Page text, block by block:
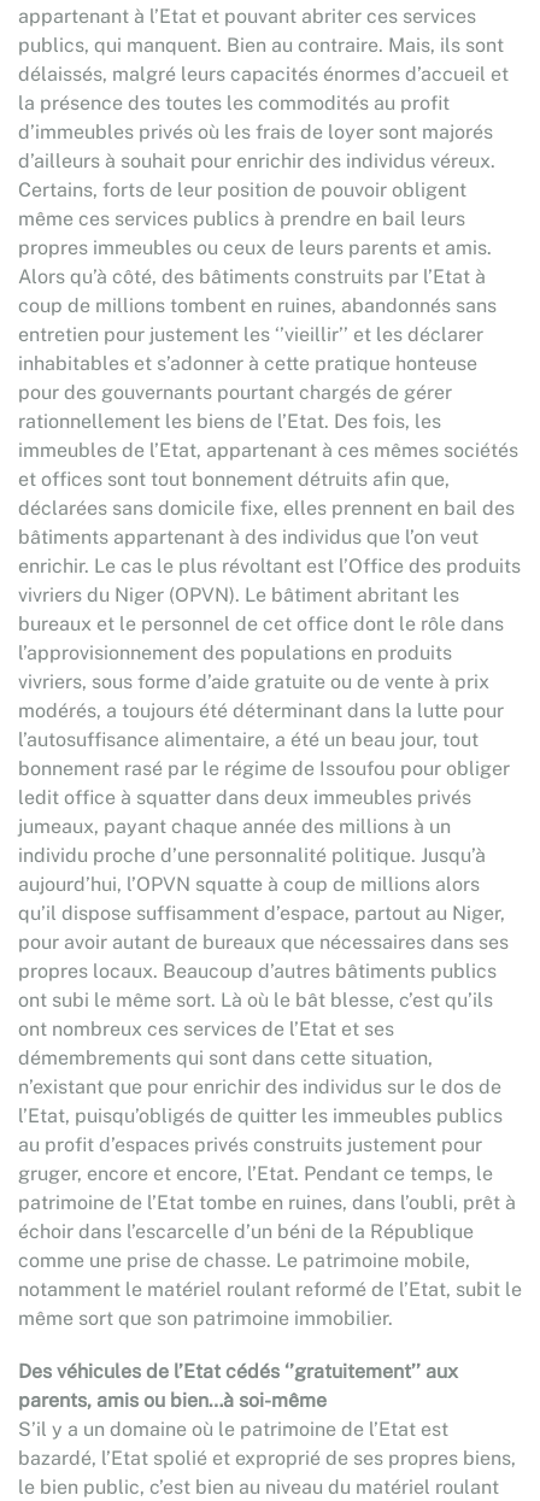
appartenant à l’Etat et pouvant abriter ces services
publics, qui manquent. Bien au contraire. Mais, ils sont
délaissés, malgré leurs capacités énormes d’accueil et
la présence des toutes les commodités au profit
d’immeubles privés où les frais de loyer sont majorés
d’ailleurs à souhait pour enrichir des individus véreux.
Certains, forts de leur position de pouvoir obligent
même ces services publics à prendre en bail leurs
propres immeubles ou ceux de leurs parents et amis.
Alors qu’à côté, des bâtiments construits par l’Etat à
coup de millions tombent en ruines, abandonnés sans
entretien pour justement les ‘’vieillir’’ et les déclarer
inhabitables et s’adonner à cette pratique honteuse
pour des gouvernants pourtant chargés de gérer
rationnellement les biens de l’Etat. Des fois, les
immeubles de l’Etat, appartenant à ces mêmes sociétés
et offices sont tout bonnement détruits afin que,
déclarées sans domicile fixe, elles prennent en bail des
bâtiments appartenant à des individus que l’on veut
enrichir. Le cas le plus révoltant est l’Office des produits
vivriers du Niger (OPVN). Le bâtiment abritant les
bureaux et le personnel de cet office dont le rôle dans
l’approvisionnement des populations en produits
vivriers, sous forme d’aide gratuite ou de vente à prix
modérés, a toujours été déterminant dans la lutte pour
l’autosuffisance alimentaire, a été un beau jour, tout
bonnement rasé par le régime de Issoufou pour obliger
ledit office à squatter dans deux immeubles privés
jumeaux, payant chaque année des millions à un
individu proche d’une personnalité politique. Jusqu’à
aujourd’hui, l’OPVN squatte à coup de millions alors
qu’il dispose suffisamment d’espace, partout au Niger,
pour avoir autant de bureaux que nécessaires dans ses
propres locaux. Beaucoup d’autres bâtiments publics
ont subi le même sort. Là où le bât blesse, c’est qu’ils
ont nombreux ces services de l’Etat et ses
démembrements qui sont dans cette situation,
n’existant que pour enrichir des individus sur le dos de
l’Etat, puisqu’obligés de quitter les immeubles publics
au profit d’espaces privés construits justement pour
gruger, encore et encore, l’Etat. Pendant ce temps, le
patrimoine de l’Etat tombe en ruines, dans l’oubli, prêt à
échoir dans l’escarcelle d’un béni de la République
comme une prise de chasse. Le patrimoine mobile,
notamment le matériel roulant reformé de l’Etat, subit le
même sort que son patrimoine immobilier.
Des véhicules de l’Etat cédés ‘’gratuitement’’ aux
parents, amis ou bien…à soi-même
S’il y a un domaine où le patrimoine de l’Etat est
bazardé, l’Etat spolié et exproprié de ses propres biens,
le bien public, c’est bien au niveau du matériel roulant